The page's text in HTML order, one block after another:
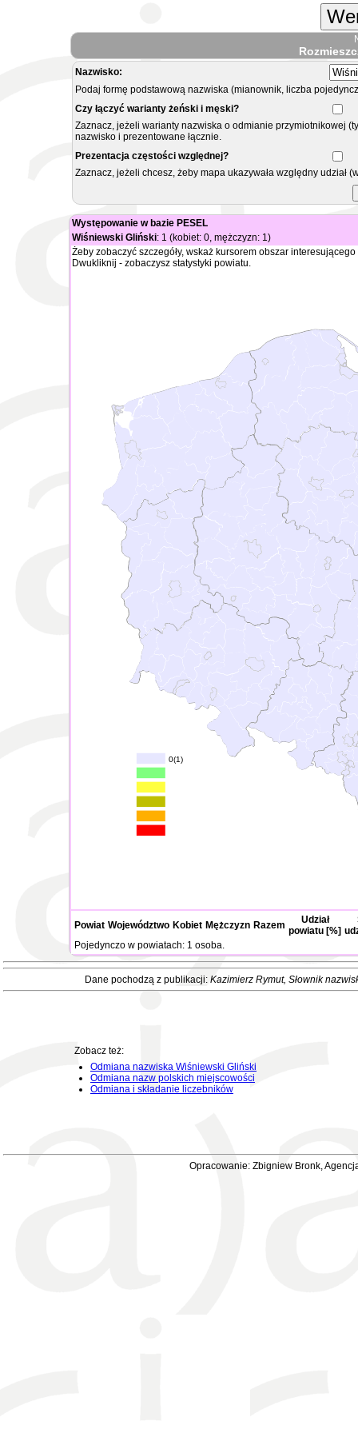
Nazwisko:
Podaj formę podstawową nazwiska (mianownik, liczba
Czy łączyć warianty żeński i męski?
Zaznacz, jeżeli warianty nazwiska o odmianie przymiotnikowej
nazwisko i prezentowane łącznie.
Prezentacja częstości względnej?
Zaznacz, jeżeli chcesz, żeby mapa ukazywała względny
Występowanie w bazie PESEL
Wiśniewski Gliński: 1 (kobiet: 0, mężczyzn: 1)
Żeby zobaczyć szczegóły, wskaż kursorem obszar
Dwukliknij - zobaczysz statystyki powiatu.
0(1)
Powiat Województwo Kobiet Mężczyzn Razem
Udział
powiatu [%]
Pojedynczo w powiatach: 1 osoba.
Dane pochodzą z publikacji: Kazimierz Rymut, Słownik
Zobacz też:
Odmiana nazwiska Wiśniewski Gliński
Odmiana nazw polskich miejscowości
Odmiana i składanie liczebników
Opracowanie: Zbigniew Bronk,